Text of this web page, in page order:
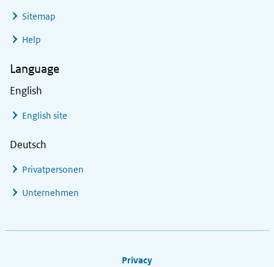
Sitemap
Help
Language
English
English site
Deutsch
Privatpersonen
Unternehmen
Privacy